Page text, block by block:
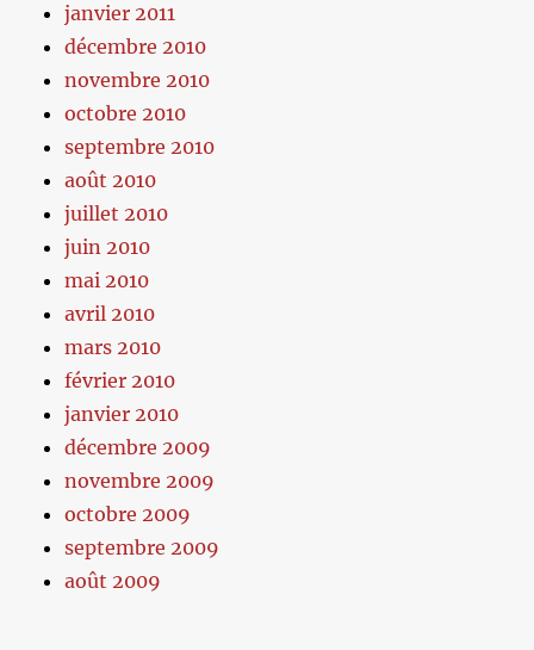
janvier 2011
décembre 2010
novembre 2010
octobre 2010
septembre 2010
août 2010
juillet 2010
juin 2010
mai 2010
avril 2010
mars 2010
février 2010
janvier 2010
décembre 2009
novembre 2009
octobre 2009
septembre 2009
août 2009